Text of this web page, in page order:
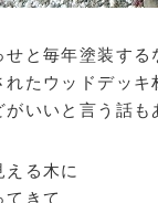
せと毎年塗装す
れたウッドデッキ
がいいと言う話も
える木に
てきて